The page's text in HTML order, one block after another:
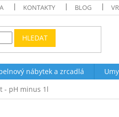
KONTAKTY BLOG
HLEDAT
nábytek a zrcadlá
- pH minus 1l